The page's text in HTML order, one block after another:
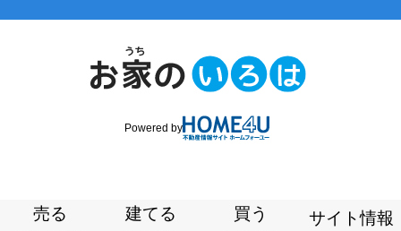
Powered by
売る 建てる 買う サイト情報